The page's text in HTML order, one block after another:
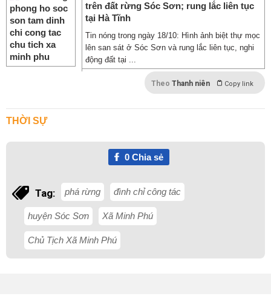
trên đất rừng Sóc Sơn; rung lắc liên tục
tại Hà Tĩnh
Tin nóng trong ngày 18/10: Hình ảnh biệt thự mọc
lên san sát ở Sóc Sơn và rung lắc liên tục, nghi
động đất tại ...
Theo Thanh niên Copy link
THỜI SỰ
0Chia sẻ
Tag: phá rừng đình chỉ công tác
huyện Sóc Sơn Xã Minh Phú
Chủ Tịch Xã Minh Phú